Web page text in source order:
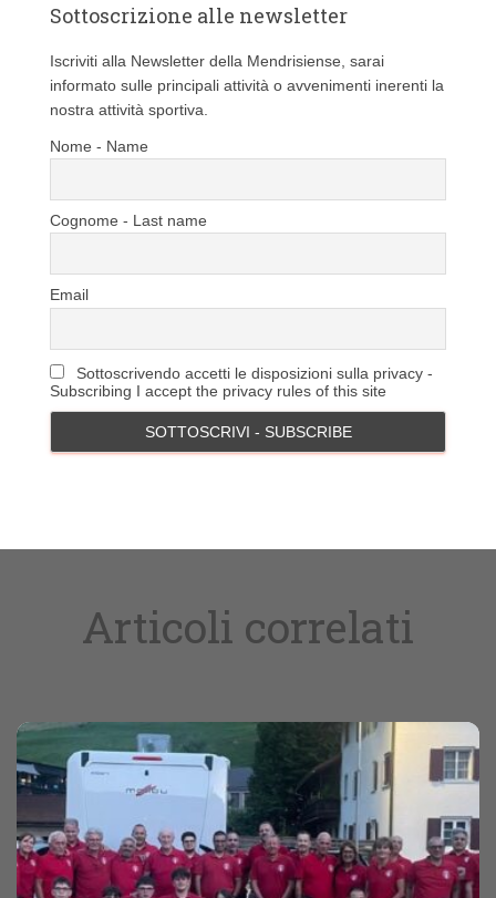
e
Sottoscrizione alle newsletter
Iscriviti alla Newsletter della Mendrisiense, sarai
informato sulle principali attività o avvenimenti inerenti la
nostra attività sportiva.
Nome - Name
Cognome - Last name
Email
Sottoscrivendo accetti le disposizioni sulla privacy -
Subscribing I accept the privacy rules of this site
Articoli correlati